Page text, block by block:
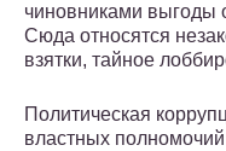
чиновниками выгоды
Сюда относятся
взятки, тайное
Политическая
властных